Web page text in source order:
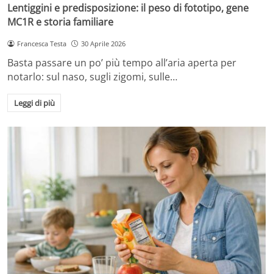
Lentiggini e predisposizione: il peso di fototipo, gene
MC1R e storia familiare
Francesca Testa 30 Aprile 2026
Basta passare un po’ più tempo all’aria aperta per
notarlo: sul naso, sugli zigomi, sulle…
Leggi di più